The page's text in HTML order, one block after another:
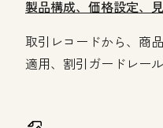
製品構成、価格設定、
取引レコードから、商
適用、割引ガードレー